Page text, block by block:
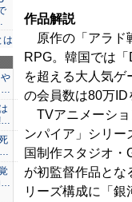
作品解説
原作の「アラド
RPG。韓国では
を超える大人気
の会員数は80万ID
TVアニメーショ
ンパイア」シリ
国制作スタジオ
が初監督作品とな
リーズ構成に「
は